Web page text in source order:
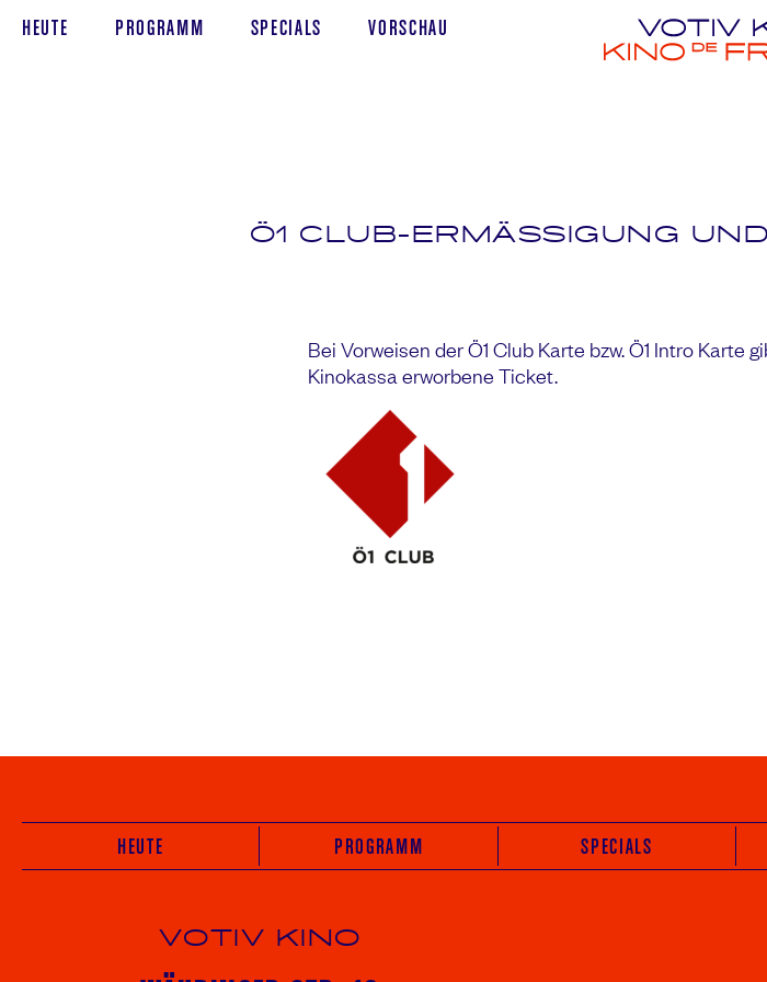
HEUTE PROGRAMM SPECIALS VORSCHAU
Ö1 CLUB-ERMÄSSIGUNG UND
Bei Vorweisen der Ö1 Club Karte bzw. Ö1 Intro Karte
Kinokassa erworbene Ticket.
HEUTE PROGRAMM SPECIALS
VOTIV KINO